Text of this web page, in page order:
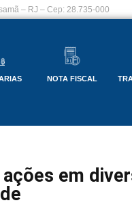
– RJ – Cep: 28.735-000
NOTA FISCAL
em